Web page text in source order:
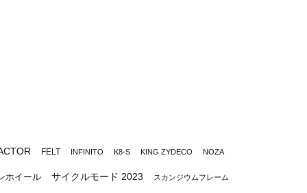
FELT INFINITO K8-S KING ZYDECO NOZA
ホイール サイクルモード 2023 スカンジウムフレーム